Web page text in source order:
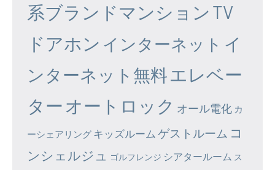
系ブランドマンション TV
ドアホン インターネット イ
ンターネット無料エレベー
ター オートロック オール電化 カ
ーシェアリング キッズルーム ゲストルーム コ
ンシェルジュ
ゴルフレンジ シアタールーム ス